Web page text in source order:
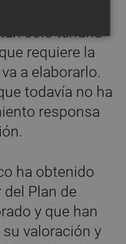
y en el
solo tendría
requiere la
a elaborarlo.
todavía no ha
responsa
ha obtenido
Plan de
y que han
valoración y